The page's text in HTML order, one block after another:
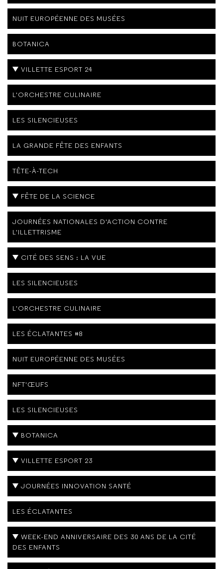
NUIT EUROPÉENNE DES MUSÉES
BOTANICA
VILLETTE ESPORT 24
L'ORCHESTRE CULINAIRE
LES SILENCIEUSES
LA GRANDE FÊTE DES ENFANTS
TÊTE-À-TECH
FÊTE DE LA SCIENCE
JOURNÉES NATIONALES D'ACTION CONTRE
L'ILLETTRISME
CITÉ DES SENS : LA VUE
LES SILENCIEUSES
L'ORCHESTRE CULINAIRE
LES ÉCLATANTES #8
NUIT EUROPÉENNE DES MUSÉES
NFT'ŒUFS
LES SILENCIEUSES
BOTANICA
VILLETTE ESPORT 23
JOURNÉES INNOVATION SANTÉ
LES ÉCLATANTES
WEEK-END ANNIVERSAIRE DES 30 ANS DE LA CITÉ
DES ENFANTS